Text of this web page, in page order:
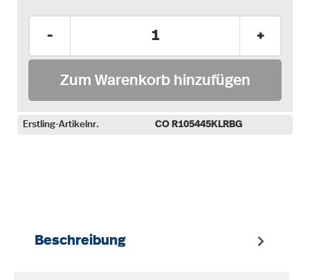
- +
Zum Warenkorb hinzufügen
Erstling-Artikelnr. CO R105445KLRBG
Beschreibung